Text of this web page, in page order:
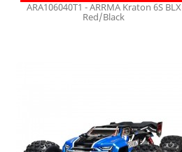
ARA106040T1 - ARRMA Kraton 6S BLX
Red/Black